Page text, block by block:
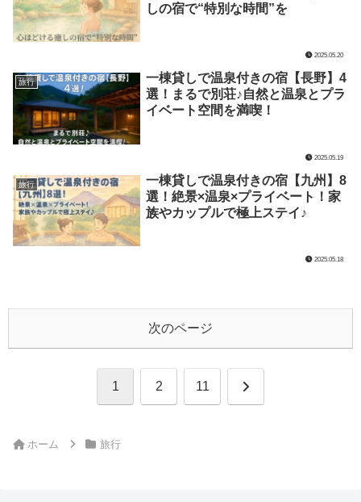
しの宿で“特別な時間”を
2025.05.20
旅行
一棟貸しで温泉付きの宿【長野】4
選！まるで別荘♪自然と温泉とプラ
イベート空間を満喫！
2025.05.19
旅行
一棟貸しで温泉付きの宿【九州】8
選！絶景×温泉×プライベート！家
族やカップルで極上ステイ♪
2025.05.18
次のページ
1 2 11 次
ホーム 旅行